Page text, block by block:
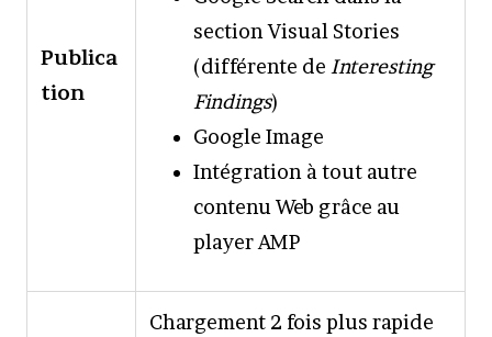
Publica
tion
section Visual Stories
(différente de Interesting
Findings)
Google Image
Intégration à tout autre
contenu Web grâce au
player AMP
Chargement 2 fois plus rapide